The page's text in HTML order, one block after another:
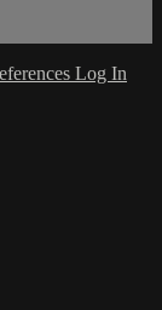
Log In